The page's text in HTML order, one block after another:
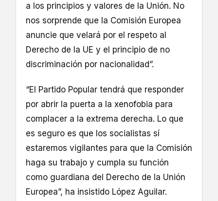
a los principios y valores de la Unión. No
nos sorprende que la Comisión Europea
anuncie que velará por el respeto al
Derecho de la UE y el principio de no
discriminación por nacionalidad”.
“El Partido Popular tendrá que responder
por abrir la puerta a la xenofobia para
complacer a la extrema derecha. Lo que
es seguro es que los socialistas sí
estaremos vigilantes para que la Comisión
haga su trabajo y cumpla su función
como guardiana del Derecho de la Unión
Europea”, ha insistido López Aguilar.